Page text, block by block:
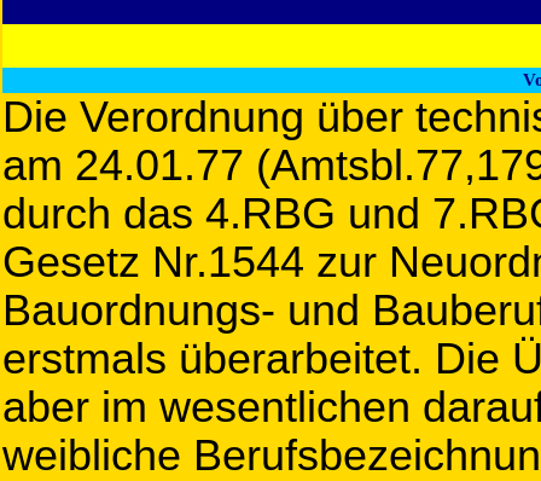
Die Verordnung über
am 24.01.77
durch das 4.RBG und
Gesetz Nr.1544 zur
Bauordnungs- und
erstmals überarbeitet. Die
aber im wesentlichen
weibliche